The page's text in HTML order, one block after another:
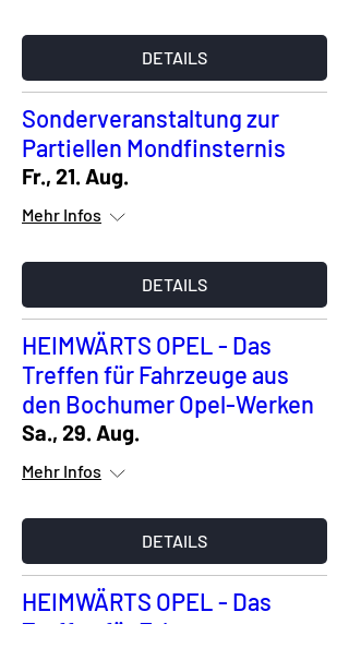
DETAILS
Sonderveranstaltung zur
Partiellen Mondfinsternis
Fr., 21. Aug.
Mehr Infos
DETAILS
HEIMWÄRTS OPEL - Das
Treffen für Fahrzeuge aus
den Bochumer Opel-Werken
Sa., 29. Aug.
Mehr Infos
DETAILS
HEIMWÄRTS OPEL - Das
Treffen für Fahrzeuge aus